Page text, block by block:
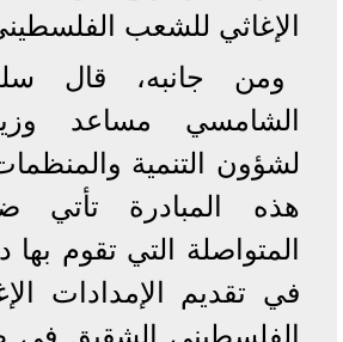
الإغاثي للشعب
ومن جانبه، قال
الشامسي مساعد
لشؤون التنمية
هذه المبادرة تأتي
المتواصلة التي تقوم بها
في تقديم الإمدادات